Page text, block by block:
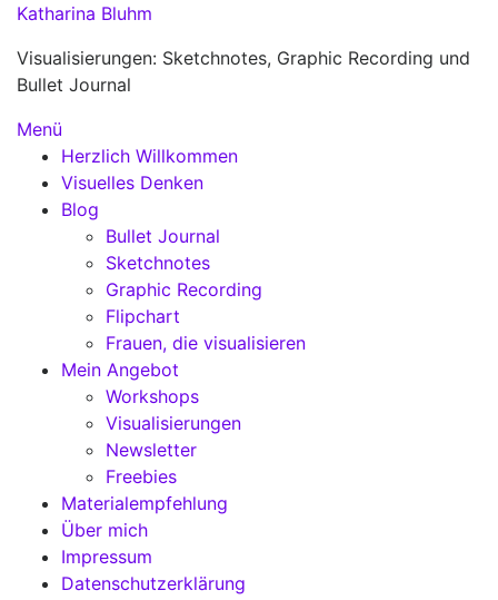
Zum
springen
Katharina Bluhm
Visualisierungen: Sketchnotes, Graphic Recording und
Bullet Journal
Menü
Herzlich Willkommen
Visuelles Denken
Blog
Bullet Journal
Sketchnotes
Graphic Recording
Flipchart
Frauen, die visualisieren
Mein Angebot
Workshops
Visualisierungen
Newsletter
Freebies
Materialempfehlung
Über mich
Impressum
Datenschutzerklärung